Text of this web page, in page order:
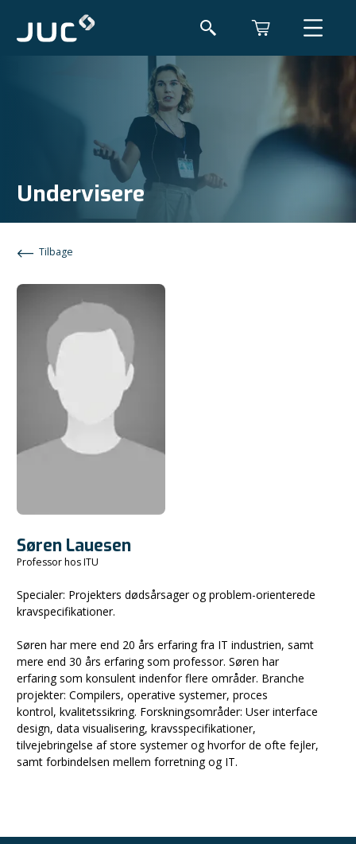
Undervisere
Tilbage
Søren Lauesen
Professor hos ITU
Specialer: Projekters dødsårsager og problem-orienterede
kravspecifikationer.
Søren har mere end 20 års erfaring fra IT industrien, samt
mere end 30 års erfaring som professor. Søren har
erfaring som konsulent indenfor flere områder. Branche
projekter: Compilers, operative systemer, proces
kontrol, kvalitetssikring. Forskningsområder: User interface
design, data visualisering, kravsspecifikationer,
tilvejebringelse af store systemer og hvorfor de ofte fejler,
samt forbindelsen mellem forretning og IT.